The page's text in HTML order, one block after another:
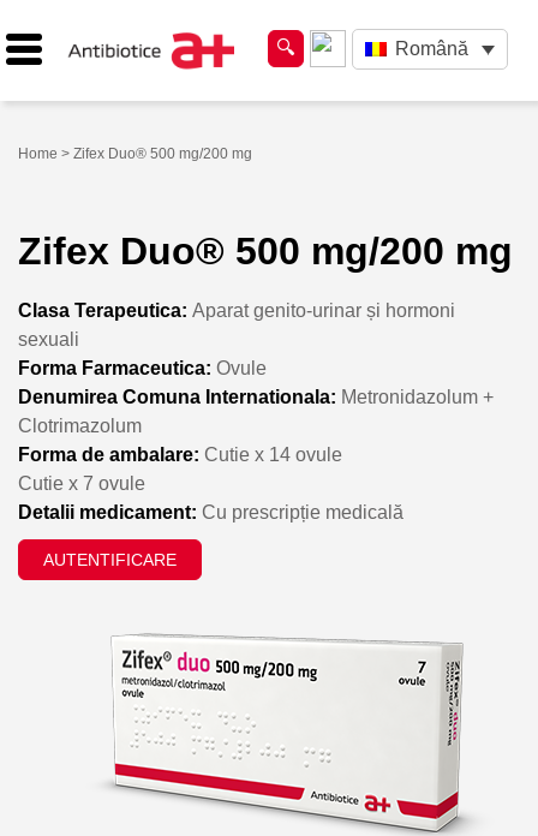
Română
Home > Zifex Duo® 500 mg/200 mg
Zifex Duo® 500 mg/200 mg
Clasa Terapeutica: Aparat genito-urinar și hormoni
sexuali
Forma Farmaceutica: Ovule
Denumirea Comuna Internationala: Metronidazolum +
Clotrimazolum
Forma de ambalare: Cutie x 14 ovule
Cutie x 7 ovule
Detalii medicament: Cu prescripție medicală
AUTENTIFICARE